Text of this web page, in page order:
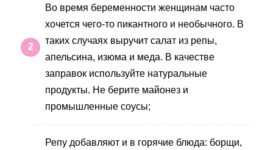
Во время беременности женщинам часто
хочется чего-то пикантного и необычного. В
таких случаях выручит салат из репы,
апельсина, изюма и меда. В качестве
заправок используйте натуральные
продукты. Не берите майонез и
промышленные соусы;
Репу добавляют и в горячие блюда: борщи,